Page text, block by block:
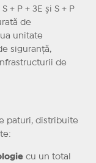
+ P + 3E și S + P
de
unitate
siguranță,
de
paturi, distribuite
cu un total